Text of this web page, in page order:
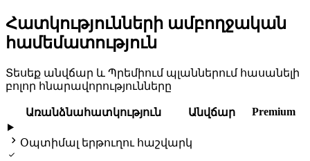
Հատկությունների ամբողջական
համեմատություն
Տեսեք անվճար և Պրեմիում պլաններում հասանելի
բոլոր հնարավորությունները
Առանձնահատկություն Անվճար Premium
 Օպտիմալ երթուղու հաշվարկ
